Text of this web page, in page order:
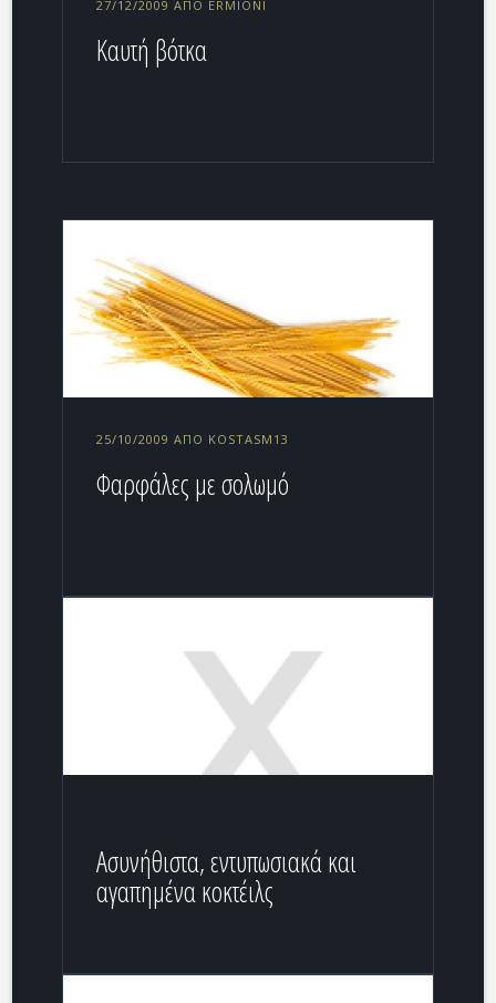
27/12/2009 ΑΠΌ ERMIONI
Καυτή βότκα
25/10/2009 ΑΠΌ KOSTASM13
Φαρφάλες με σολωμό
Ασυνήθιστα, εντυπωσιακά και
αγαπημένα κοκτέιλς